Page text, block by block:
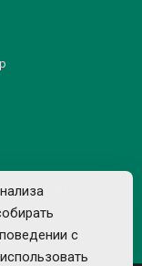
сайта
данных
с